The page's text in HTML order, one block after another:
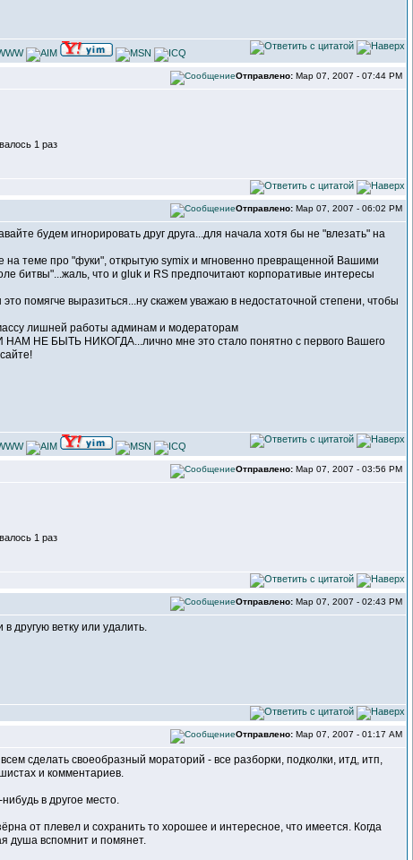
Отправлено: Мар 07, 2007 - 07:44 PM
1 раз
Отправлено: Мар 07, 2007 - 06:02 PM
будем игнорировать друг друга...для начала хотя бы не "влезать" на
на теме про "фуки", открытую symix и мгновенно превращенной Вашими
битвы"...жаль, что и gluk и RS предпочитают корпоративые интересы
помягче выразиться...ну скажем уважаю в недостаточной степени, чтобы
лишней работы админам и модераторам
НЕ БЫТЬ НИКОГДА...лично мне это стало понятно с первого Вашего
Отправлено: Мар 07, 2007 - 03:56 PM
1 раз
Отправлено: Мар 07, 2007 - 02:43 PM
другую ветку или удалить.
Отправлено: Мар 07, 2007 - 01:17 AM
сделать своеобразный мораторий - все разборки, подколки, итд, итп,
и комментариев.
в другое место.
от плевел и сохранить то хорошее и интересное, что имеется. Когда
душа вспомнит и помянет.